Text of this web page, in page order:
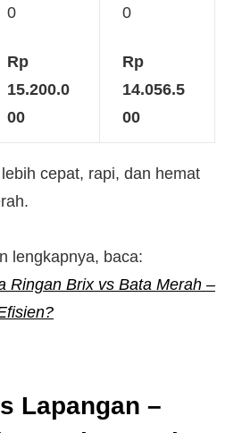
0
0
Rp
15.200.0
00
Rp
14.056.5
00
cepat, rapi, dan hemat
lengkapnya, baca:
Ringan Brix vs Bata Merah –
Lapangan –